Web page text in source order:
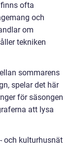
ofta
och
om
tekniken
sommarens
spelar det här
för säsongen
att lysa
och kulturhusnät